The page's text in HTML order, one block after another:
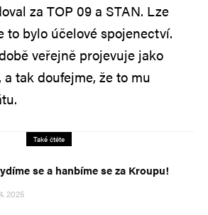
za TOP 09 a STAN. Lze
to bylo účelové spojenectví.
veřejně projevuje jako
tak doufejme, že to mu
Také čtěte
se a hanbíme se za Kroupu!
2025